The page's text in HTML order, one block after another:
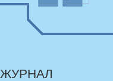
ЖУРНАЛ